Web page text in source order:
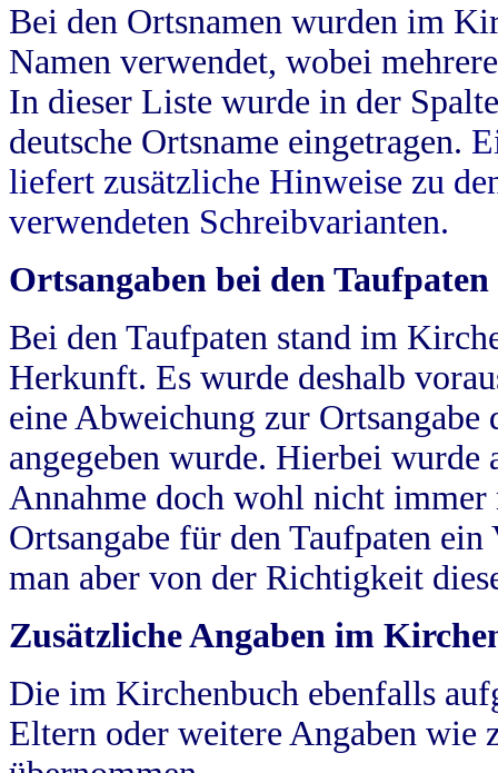
Bei den Ortsnamen wurden im
Namen verwendet, wobei
In dieser Liste wurde in der
deutsche Ortsname eingetragen.
liefert zusätzliche Hinweise zu
verwendeten Schreibvarianten.
Ortsangaben bei den Taufpaten
Bei den Taufpaten stand im
Herkunft. Es wurde deshalb
eine Abweichung zur
angegeben wurde. Hierbei wurde
Annahme doch wohl nicht
Ortsangabe für den Taufpaten
man aber von der Richtigkeit
Zusätzliche Angaben im
Die im Kirchenbuch ebenfalls
Eltern oder weitere Angaben wie